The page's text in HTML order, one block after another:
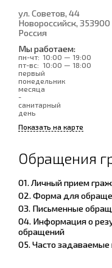
ул. Советов, 44
Новороссийск, 353900
Россия
Мы работаем:
пн-чт: 10:00 — 19:00
пт-вс: 10:00 — 18:00
первый
понедельник
месяца
-
санитарный
день
Показать на карте
Обращения
01. Личный прием
02. Форма для
03. Письменные
04. Информация о
обращений
05. Часто задаваемые